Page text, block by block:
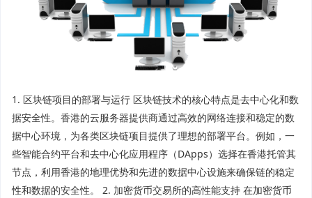
1. 区块链项目的部署与运行 区块链技术的核心特点是去中心化和数
据安全性。香港的云服务器提供商通过高效的网络连接和稳定的数
据中心环境，为各类区块链项目提供了理想的部署平台。例如，一
些智能合约平台和去中心化应用程序（DApps）选择在香港托管其
节点，利用香港的地理优势和先进的数据中心设施来确保链的稳定
性和数据的安全性。 2. 加密货币交易所的高性能支持 在加密货币